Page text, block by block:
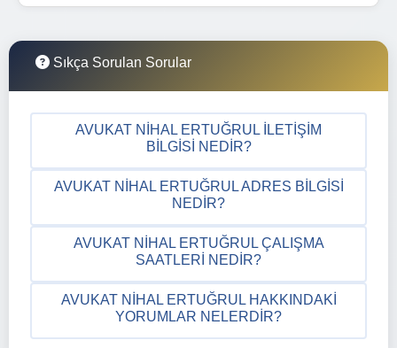
Sıkça Sorulan Sorular
AVUKAT NIHAL ERTUĞRUL İLETIŞIM
BILGISI NEDIR?
AVUKAT NIHAL ERTUĞRUL ADRES BILGISI
NEDIR?
AVUKAT NIHAL ERTUĞRUL ÇALIŞMA
SAATLERI NEDIR?
AVUKAT NIHAL ERTUĞRUL HAKKINDAKI
YORUMLAR NELERDIR?